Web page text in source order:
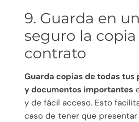
9. Guarda en
seguro la
contrato
Guarda copias de todas tus
y documentos importantes
y de fácil acceso. Esto
caso de tener que